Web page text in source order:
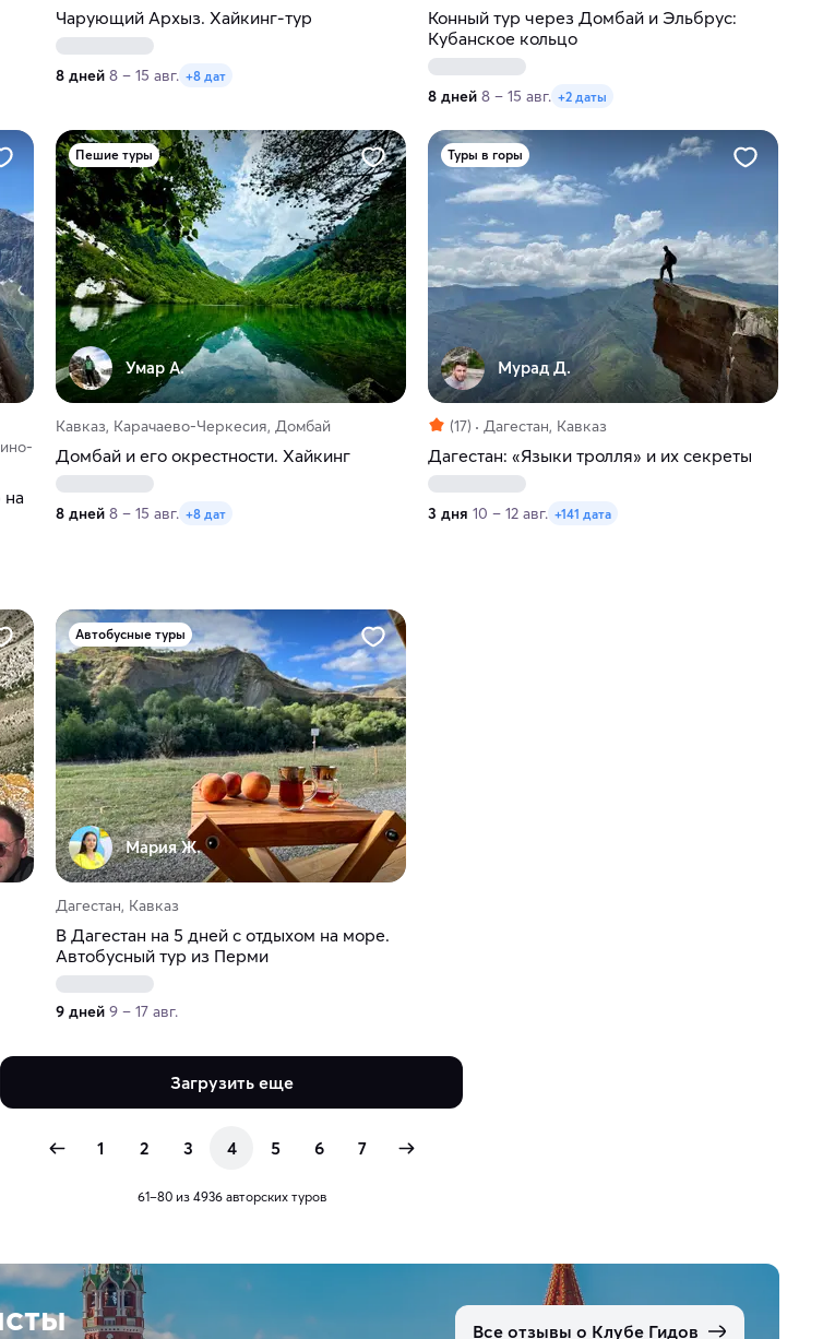
Чарующий Архыз. Хайкинг-тур
8 дней 8 – 15 авг. +8 дат
Конный тур через Домбай и Эльбрус:
Кубанское кольцо
8 дней 8 – 15 авг. +2 даты
Пешие туры
Умар А.
Кавказ, Карачаево-Черкесия, Домбай
Домбай и его окрестности. Хайкинг
8 дней 8 – 15 авг. +8 дат
Туры в горы
Мурад Д.
(17) Дагестан, Кавказ
Дагестан: «Языки тролля» и их секреты
3 дня 10 – 12 авг. +141 дата
Автобусные туры
Мария Ж.
Дагестан, Кавказ
В Дагестан на 5 дней с отдыхом на море.
Автобусный тур из Перми
9 дней 9 – 17 авг.
Загрузить еще
1 2 3 4 5 6 7
61–80 из 4936 авторских туров
Все отзывы о Клубе Гидов